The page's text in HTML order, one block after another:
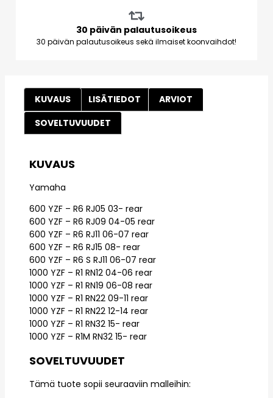
30 päivän palautusoikeus
30 päivän palautusoikeus sekä ilmaiset koonvaihdot!
KUVAUS LISÄTIEDOT
ARVIOT
SOVELTUVUUDET
KUVAUS
Yamaha
600 YZF – R6 RJ05 03- rear
600 YZF – R6 RJ09 04-05 rear
600 YZF – R6 RJ11 06-07 rear
600 YZF – R6 RJ15 08- rear
600 YZF – R6 S RJ11 06-07 rear
1000 YZF – R1 RN12 04-06 rear
1000 YZF – R1 RN19 06-08 rear
1000 YZF – R1 RN22 09-11 rear
1000 YZF – R1 RN22 12-14 rear
1000 YZF – R1 RN32 15- rear
1000 YZF – R1M RN32 15- rear
SOVELTUVUUDET
Tämä tuote sopii seuraaviin malleihin: